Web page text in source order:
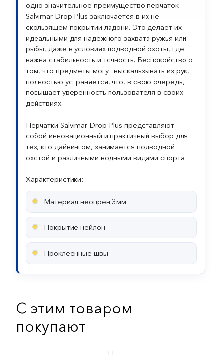
одно значительное преимущество перчаток
Salvimar Drop Plus заключается в их не
скользящем покрытии ладони. Это делает их
идеальными для надежного захвата ружья или
рыбы, даже в условиях подводной охоты, где
важна стабильность и точность. Беспокойство о
том, что предметы могут выскальзывать из рук,
полностью устраняется, что, в свою очередь,
повышает уверенность пользователя в своих
действиях.
Перчатки Salvimar Drop Plus представляют
собой инновационный и практичный выбор для
тех, кто дайвингом, занимается подводной
охотой и различными водными видами спорта.
Характеристики:
Материал неопрен 3мм
Покрытие нейлон
Проклеенные швы
С этим товаром
покупают